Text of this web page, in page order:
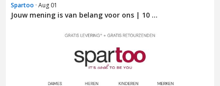
Spartoo · Aug 01
Jouw mening is van belang voor ons | 10 ...